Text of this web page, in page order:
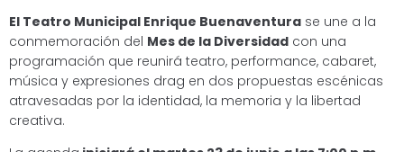
El Teatro Municipal Enrique Buenaventura se une a la
conmemoración del Mes de la Diversidad con una
programación que reunirá teatro, performance, cabaret,
música y expresiones drag en dos propuestas escénicas
atravesadas por la identidad, la memoria y la libertad
creativa.